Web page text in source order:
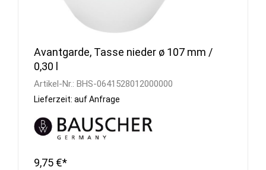
Avantgarde, Tasse nieder ø 107 mm /
0,30 l
Artikel-Nr.: BHS-0641528012000000
Lieferzeit: auf Anfrage
9,75 €*